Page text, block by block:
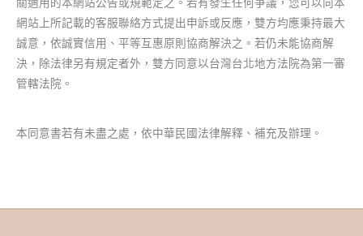
網站上所記載的客服聯絡方式提出申訴或反應，雙方均應秉持最大
誠意，依誠實信用、平等互惠原則協商解決之。若仍未能協商解
決，除法律另有規定者外，雙方同意以台灣台北地方法院為第一審
管轄法院。
本同意書若有未盡之處，依中華民國法律解釋、補充及辦理。